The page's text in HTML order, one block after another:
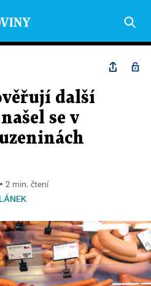
další
se v
2 min. čtení